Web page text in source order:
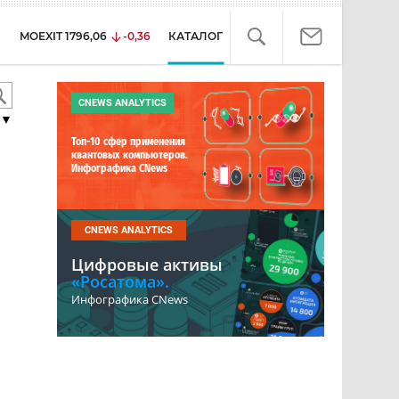
MOEXIT 1796,06 -0,36 КАТАЛОГ
CNEWS ANALYTICS
Топ-10 сфер применения
квантовых компьютеров.
Инфографика CNews
CNEWS ANALYTICS
Цифровые активы
«Росатома».
Инфографика CNews